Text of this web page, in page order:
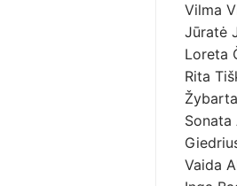
Vilma
Jūratė
Loreta
Rita
Sonata
Vaida